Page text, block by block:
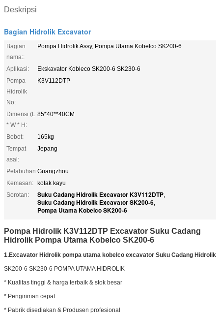
Deskripsi
Bagian Hidrolik Excavator
Bagian
nama::
Pompa Hidrolik Assy, Pompa Utama Kobelco SK200-6
Aplikasi:
Ekskavator Kobleco SK200-6 SK230-6
Pompa
Hidrolik
No:
K3V112DTP
Dimensi (L
* W * H:
85*40**40CM
Bobot:
165kg
Tempat
asal:
Jepang
Pelabuhan:Guangzhou
Kemasan: kotak kayu
Sorotan:
Suku Cadang Hidrolik Excavator K3V112DTP,
Suku Cadang Hidrolik Excavator SK200-6,
Pompa Utama Kobelco SK200-6
Pompa Hidrolik K3V112DTP Excavator Suku Cadang
Hidrolik Pompa Utama Kobelco SK200-6
1.Excavator Hidrolik pompa utama kobelco excavator Suku Cadang Hidrolik
SK200-6 SK230-6 POMPA UTAMA HIDROLIK
* Kualitas tinggi & harga terbaik & stok besar
* Pengiriman cepat
* Pabrik disediakan & Produsen profesional